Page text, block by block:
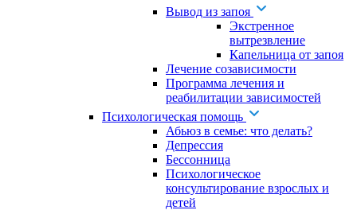
Вывод из запоя
Экстренное
вытрезвление
Капельница от запоя
Лечение созависимости
Программа лечения и
реабилитации зависимостей
Психологическая помощь
Абьюз в семье: что делать?
Депрессия
Бессонница
Психологическое
консультирование взрослых и
детей